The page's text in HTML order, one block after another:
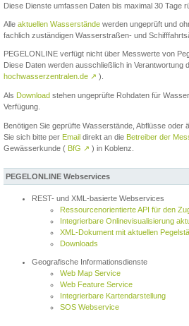
Diese Dienste umfassen Daten bis maximal 30 Tage
Alle aktuellen Wasserstände werden ungeprüft und
fachlich zuständigen Wasserstraßen- und
PEGELONLINE verfügt nicht über Messwerte von
Diese Daten werden ausschließlich in Verantwortung
hochwasserzentralen.de ↗ ).
Als Download stehen ungeprüfte Rohdaten für
Verfügung.
Benötigen Sie geprüfte Wasserstände, Abflüsse oder
Sie sich bitte per Email direkt an die Betreiber der
Gewässerkunde ( BfG ↗ ) in Koblenz.
PEGELONLINE Webservices
REST- und XML-basierte Webservices
Ressourcenorientierte API für den
Integrierbare Onlinevisualisierung
XML-Dokument mit aktuellen
Downloads
Geografische Informationsdienste
Web Map Service
Web Feature Service
Integrierbare Kartendarstellung
SOS Webservice